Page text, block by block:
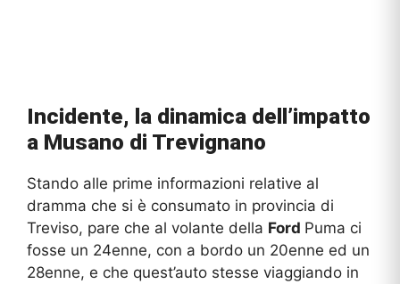
Incidente, la dinamica dell’impatto
a Musano di Trevignano
Stando alle prime informazioni relative al
dramma che si è consumato in provincia di
Treviso, pare che al volante della Ford Puma ci
fosse un 24enne, con a bordo un 20enne ed un
28enne, e che quest’auto stesse viaggiando in